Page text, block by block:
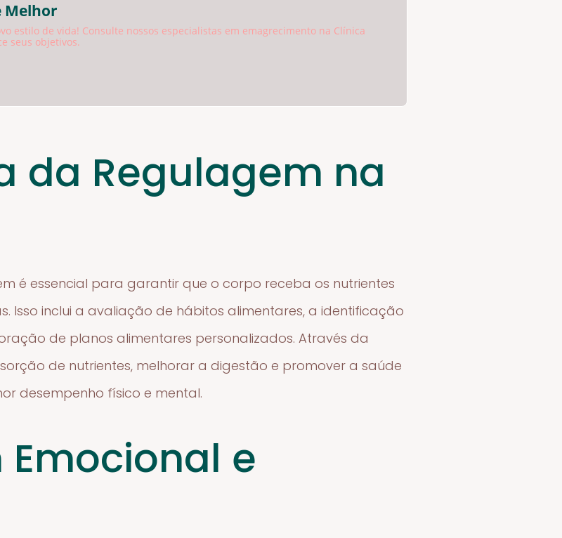
Melhor
estilo de vida! Consulte nossos especialistas em emagrecimento na Clínica
seus objetivos.
da Regulagem na
é essencial para garantir que o corpo receba os nutrientes
Isso inclui a avaliação de hábitos alimentares, a identificação
de planos alimentares personalizados. Através da
de nutrientes, melhorar a digestão e promover a saúde
desempenho físico e mental.
e